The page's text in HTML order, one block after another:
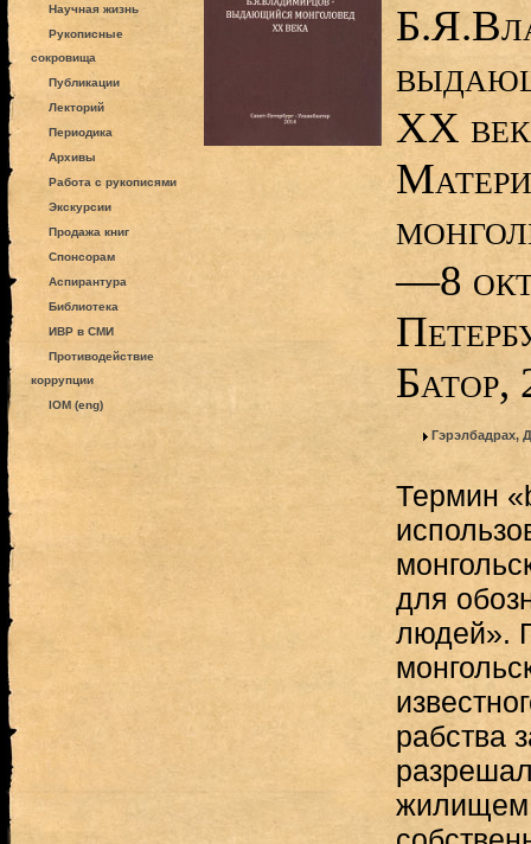
Научная жизнь
Рукописные
сокровища
Публикации
Лекторий
Периодика
Архивы
Работа с рукописями
Экскурсии
Продажа книг
Спонсорам
Аспирантура
Библиотека
ИВР в СМИ
Противодействие
коррупции
IOM (eng)
ХХ
—8
Гэрэлбадрах,
Термин
для
людей».
рабства
жилищем